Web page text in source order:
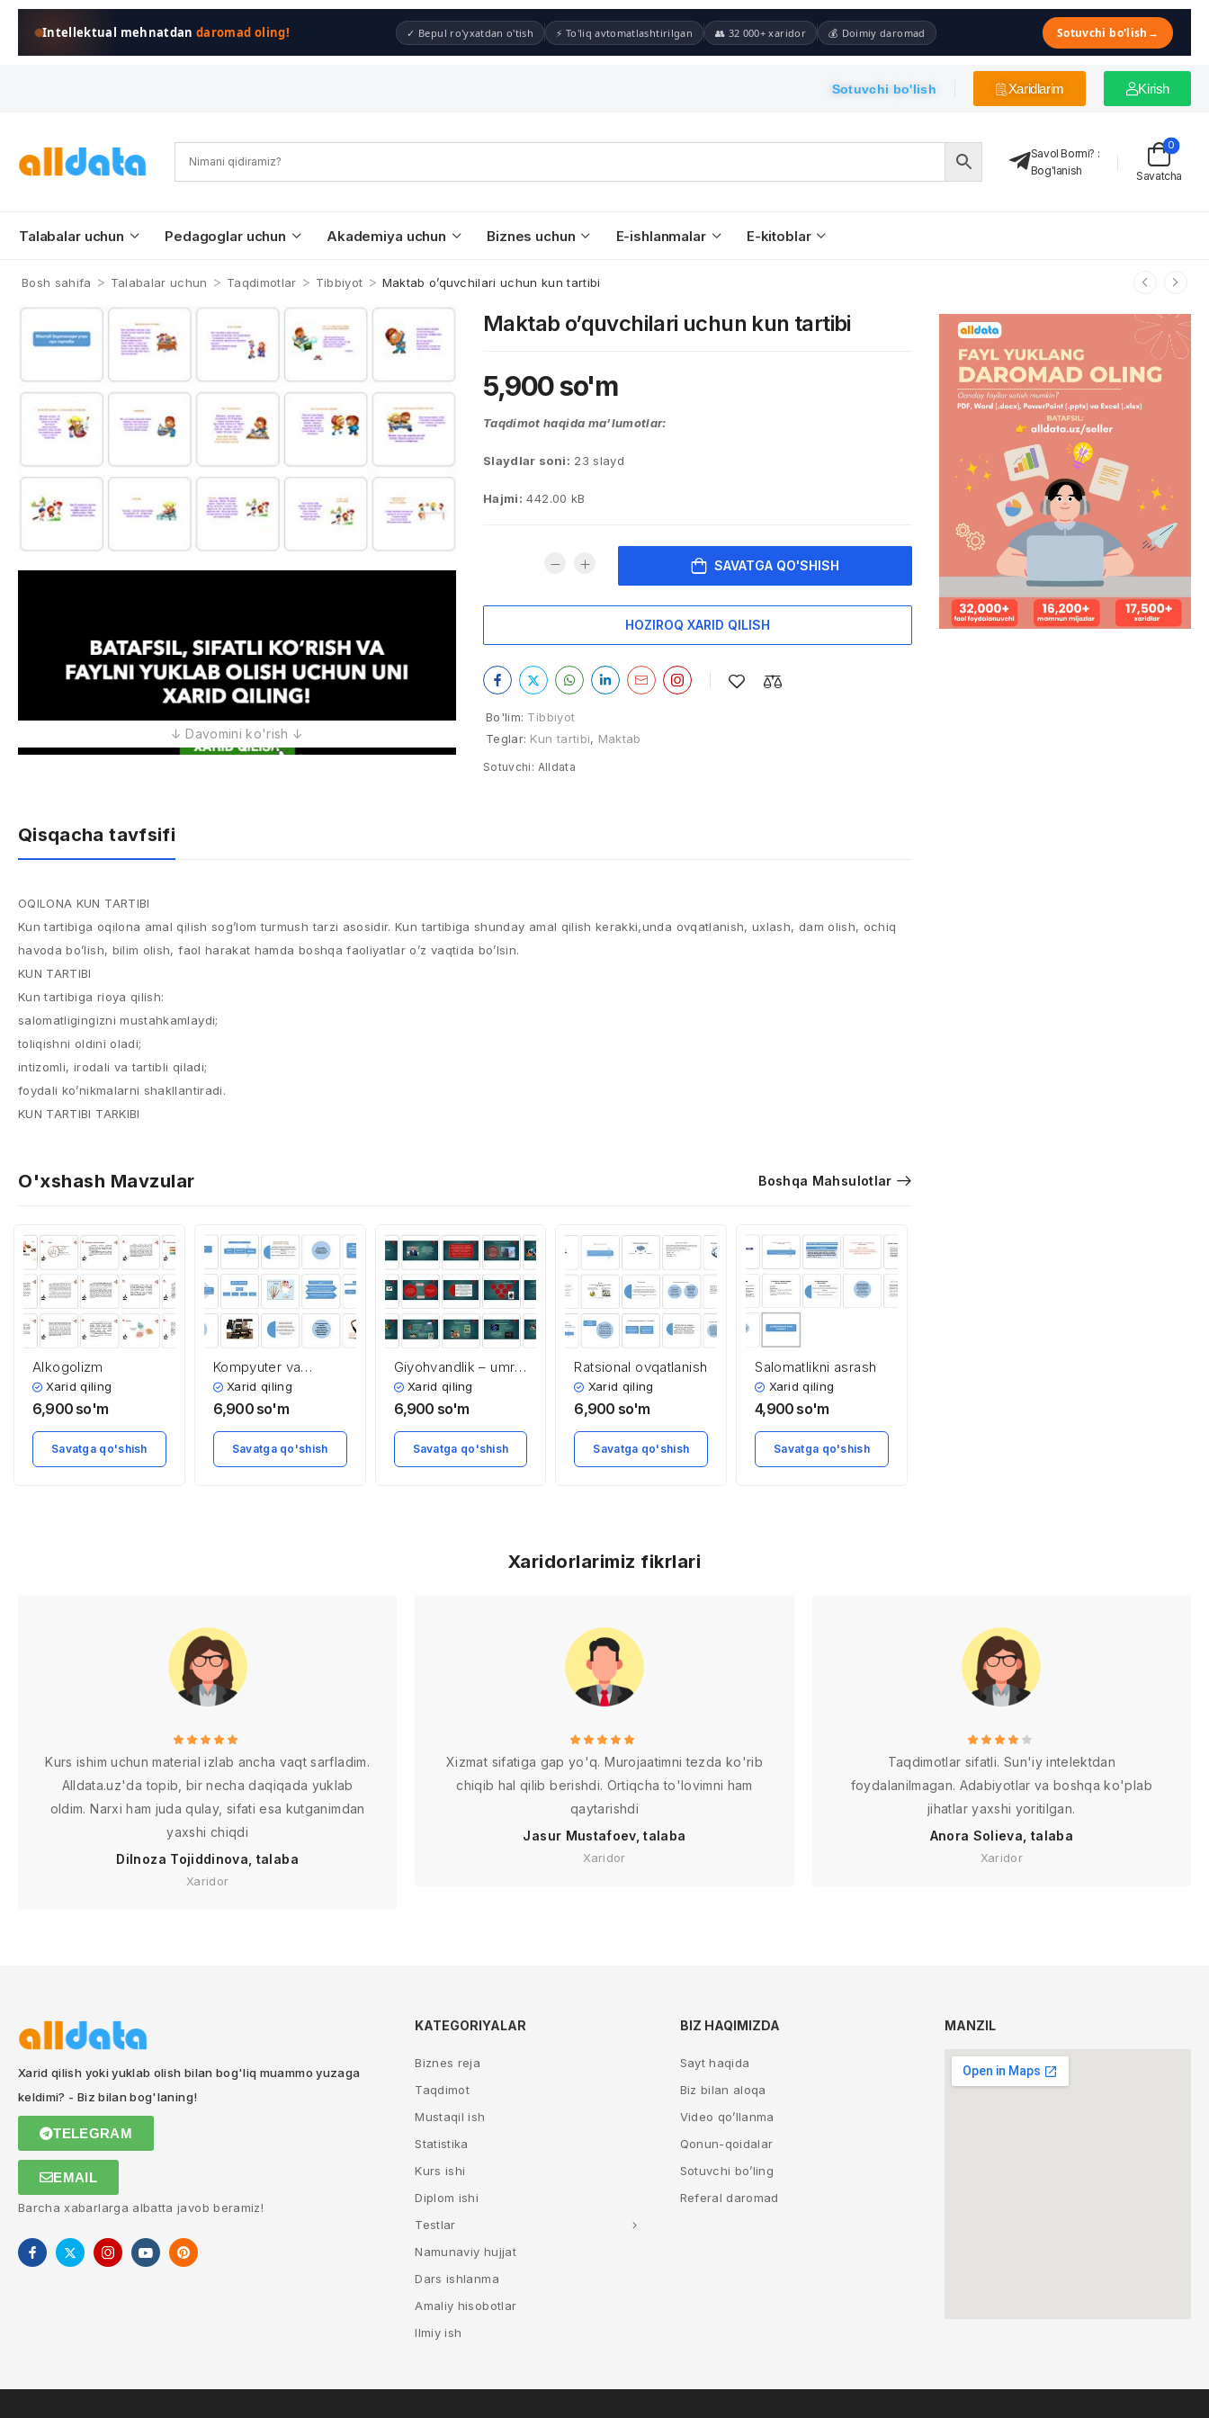
Intellektual mehnatdandaromad oling! ✓ Bepul ro'yxatdan o'tish ⚡ To'liq avtomatlashtirilgan 👥 32 000+ xaridor 💰 Doimiy daromad Sotuvchi bo'lish →
Sotuvchi bo'lish Xaridlarim Kirish
Savol Bormi? :
Bog'lanish
Savatcha
0
Talabalar uchun Pedagoglar uchun Akademiya uchun Biznes uchun E-ishlanmalar E-kitoblar
Bosh sahifa > Talabalar uchun > Taqdimotlar > Tibbiyot > Maktab o’quvchilari uchun kun tartibi
Maktab o’quvchilari uchun kun tartibi
5,900so'm
Taqdimot haqida ma’lumotlar:
Slaydlar soni: 23 slayd
Hajmi: 442.00 kB
SAVATGA QO'SHISH
HOZIROQ XARID QILISH
Bo'lim: Tibbiyot
Teglar: Kun tartibi, Maktab
Sotuvchi: Alldata
Qisqacha tavfsifi
OQILONA KUN TARTIBI
Kun tartibiga oqilona amal qilish sog’lom turmush tarzi asosidir. Kun tartibiga shunday amal qilish kerakki,unda ovqatlanish, uxlash, dam olish, ochiq
havoda bo’lish, bilim olish, faol harakat hamda boshqa faoliyatlar o’z vaqtida bo’lsin.
KUN TARTIBI
Kun tartibiga rioya qilish:
salomatligingizni mustahkamlaydi;
toliqishni oldini oladi;
intizomli, irodali va tartibli qiladi;
foydali ko’nikmalarni shakllantiradi.
KUN TARTIBI TARKIBI
O'xshash Mavzular Boshqa Mahsulotlar
Alkogolizm
Xarid qiling
6,900 so'm
Savatga qo'shish
Kompyuter va
salomatlik
Xarid qiling
6,900 so'm
Savatga qo'shish
Giyohvandlik – umr
zavoli
Xarid qiling
6,900 so'm
Savatga qo'shish
Ratsional ovqatlanish
Xarid qiling
6,900 so'm
Savatga qo'shish
Salomatlikni asrash
Xarid qiling
4,900 so'm
Savatga qo'shish
Xaridorlarimiz fikrlari
Kurs ishim uchun material izlab ancha vaqt sarfladim.
Alldata.uz'da topib, bir necha daqiqada yuklab
oldim. Narxi ham juda qulay, sifati esa kutganimdan
yaxshi chiqdi
Dilnoza Tojiddinova, talaba
Xaridor
Xizmat sifatiga gap yo'q. Murojaatimni tezda ko'rib
chiqib hal qilib berishdi. Ortiqcha to'lovimni ham
qaytarishdi
Jasur Mustafoev, talaba
Xaridor
Taqdimotlar sifatli. Sun'iy intelektdan
foydalanilmagan. Adabiyotlar va boshqa ko'plab
jihatlar yaxshi yoritilgan.
Anora Solieva, talaba
Xaridor
Xarid qilish yoki yuklab olish bilan bog'liq muammo yuzaga
keldimi? - Biz bilan bog'laning!
TELEGRAM
EMAIL
Barcha xabarlarga albatta javob beramiz!
KATEGORIYALAR
Biznes reja
Taqdimot
Mustaqil ish
Statistika
Kurs ishi
Diplom ishi
Testlar
Namunaviy hujjat
Dars ishlanma
Amaliy hisobotlar
Ilmiy ish
BIZ HAQIMIZDA
Sayt haqida
Biz bilan aloqa
Video qo’llanma
Qonun-qoidalar
Sotuvchi bo’ling
Referal daromad
MANZIL